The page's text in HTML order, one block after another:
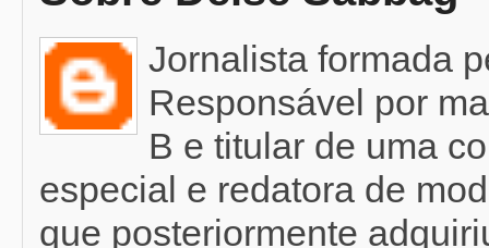
Jornalista formada
Responsável por
B e titular de uma
especial e redatora de
que posteriormente